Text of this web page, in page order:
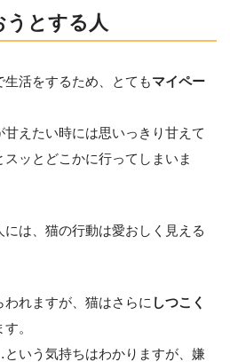
うとする人
活をするため、とてもマイペー
えたい時には思いっきり甘えて
ッとどこかに行ってしまいま
は、猫の行動は愛おしく見える
れますが、猫はさらに しつこく
。
いう気持ちはわかりますが、嫌